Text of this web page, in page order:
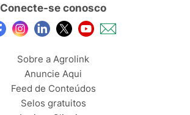
Conecte-se conosco
Sobre a Agrolink
Anuncie Aqui
Feed de Conteúdos
Selos gratuitos